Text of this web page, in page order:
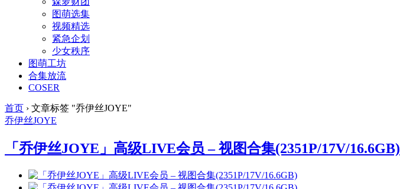
图萌选集
视频精选
紧急企划
少女秩序
图萌工坊
合集放流
COSER
首页 › 文章标签 "乔伊丝JOYE"
乔伊丝JOYE
「乔伊丝JOYE」高级LIVE会员 – 视图合集(2351P/17V/16.6GB)